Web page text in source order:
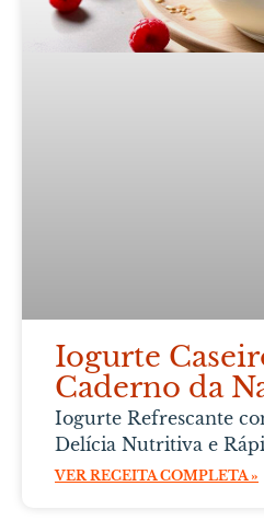
Iogurte
Caderno da
Iogurte Refrescante
Delícia Nutritiva e
VER RECEITA COMPLETA »